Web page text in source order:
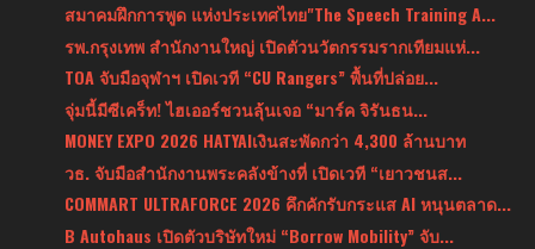
สมาคมฝึกการพูด แห่งประเทศไทย"The Speech Training A...
รพ.กรุงเทพ สำนักงานใหญ่ เปิดตัวนวัตกรรมรากเทียมแห่...
TOA จับมือจุฬาฯ เปิดเวที “CU Rangers” พื้นที่ปล่อย...
จุ่มนี้มีซีเคร็ท! ไฮเออร์ชวนลุ้นเจอ “มาร์ค จิรันธน...
MONEY EXPO 2026 HATYAIเงินสะพัดกว่า 4,300 ล้านบาท
วธ. จับมือสำนักงานพระคลังข้างที่ เปิดเวที “เยาวชนส...
COMMART ULTRAFORCE 2026 คึกคักรับกระแส AI หนุนตลาด...
B Autohaus เปิดตัวบริษัทใหม่ “Borrow Mobility” จับ...